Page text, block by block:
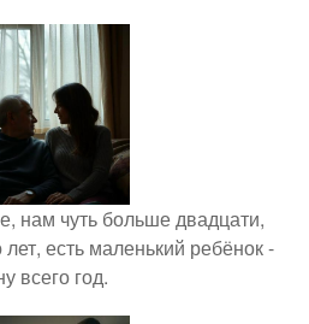
нам чуть больше двадцати,
есть маленький ребёнок -
всего год.